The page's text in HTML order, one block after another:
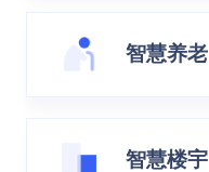
智慧养老
智慧楼宇